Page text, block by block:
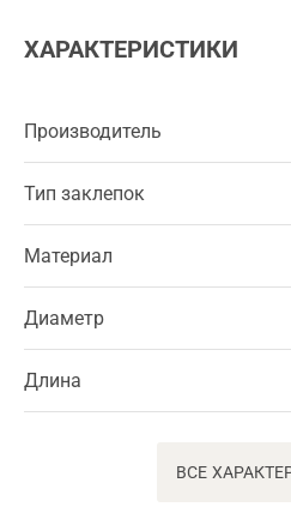
ХАРАКТЕРИСТИКИ
Производитель
Тип заклепок
Материал
Диаметр
Длина
ВСЕ